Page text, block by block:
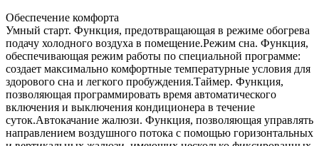
Обеспечение комфорта
Умный старт. Функция, предотвращающая в режиме обогрева
подачу холодного воздуха в помещение.Режим сна. Функция,
обеспечивающая режим работы по специальной программе:
создает максимально комфортные температурные условия для
здорового сна и легкого пробуждения.Таймер. Функция,
позволяющая программировать время автоматического
включения и выключения кондиционера в течение
суток.Автокачание жалюзи. Функция, позволяющая управлять
направлением воздушного потока с помощью горизонтальных